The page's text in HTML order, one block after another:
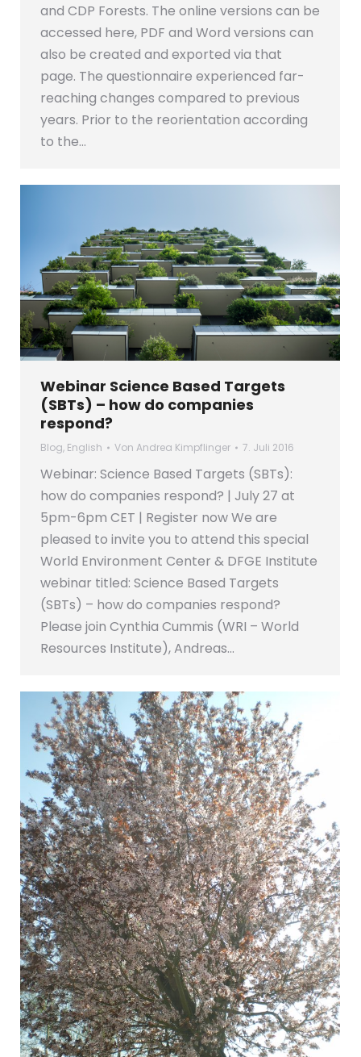
and CDP Forests. The online versions can be
accessed here, PDF and Word versions can
also be created and exported via that
page. The questionnaire experienced far-
reaching changes compared to previous
years. Prior to the reorientation according
to the…
Webinar Science Based Targets
(SBTs) – how do companies
respond?
Blog, English Von Andrea Kimpflinger 7. Juli 2016
Webinar: Science Based Targets (SBTs):
how do companies respond? | July 27 at
5pm-6pm CET | Register now We are
pleased to invite you to attend this special
World Environment Center & DFGE Institute
webinar titled: Science Based Targets
(SBTs) – how do companies respond?
Please join Cynthia Cummis (WRI – World
Resources Institute), Andreas…